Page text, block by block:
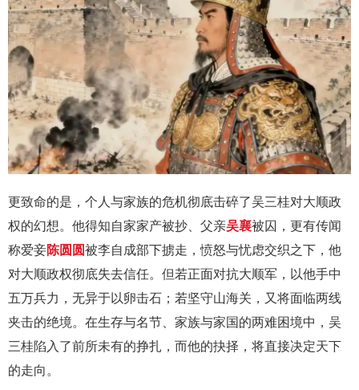
更致命的是，个人与家族的危机彻底击碎了吴三桂对大顺政
权的幻想。他得知自家家产被抄、父亲吴襄被囚，更有传闻
称爱妾陈圆圆被李自成部下掳走，愤怒与忧虑交织之下，他
对大顺政权彻底失去信任。但若正面对抗大顺军，以他手中
五万兵力，无异于以卵击石；若坚守山海关，又将面临两线
夹击的绝境。在生存与名节、家族与家国的两难困境中，吴
三桂陷入了前所未有的挣扎，而他的抉择，将直接决定天下
的走向。